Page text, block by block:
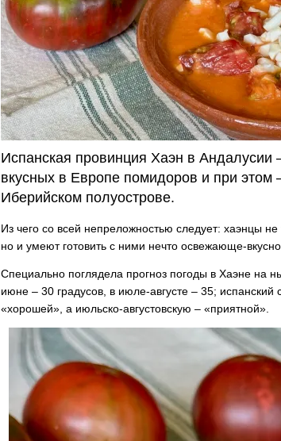
Испанская провинция Хаэн в Андалусии
вкусных в Европе помидоров и при этом
Иберийском полуострове.
Из чего со всей непреложностью следует: хаэнцы
но и умеют готовить с ними нечто освежающе-
Специально поглядела прогноз погоды в Хаэне на
июне – 30 градусов, в июле-августе – 35; испанский
«хорошей», а июльско-августовскую – «приятной».